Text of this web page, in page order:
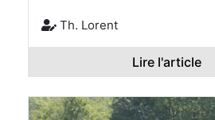
Th. Lorent
Lire l'article